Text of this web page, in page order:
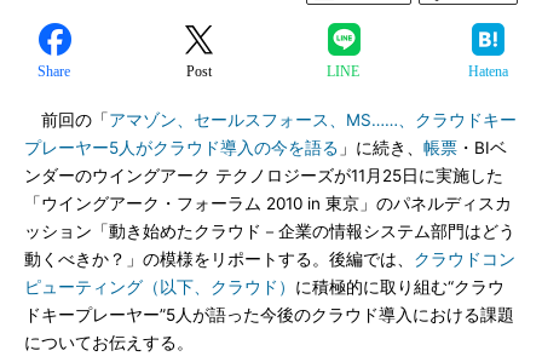
Share Post LINE Hatena
前回の「アマゾン、セールスフォース、MS……、クラウドキー
プレーヤー5人がクラウド導入の今を語る 」に続き、 帳票 ・BIベ
ンダーのウイングアーク テクノロジーズが11月25日に実施した
「ウイングアーク・フォーラム 2010 in 東京」のパネルディスカ
ッション「動き始めたクラウド－企業の情報システム部門はどう
動くべきか？」の模様をリポートする。後編では、 クラウドコン
ピューティング（以下、クラウド） に積極的に取り組む“クラウ
ドキープレーヤー”5人が語った今後のクラウド導入における課題
についてお伝えする。